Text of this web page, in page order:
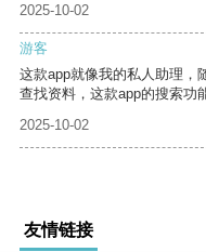
2025-10-02
游客
这款app就像我的私人助理，
查找资料，这款app的搜索功
2025-10-02
友情链接